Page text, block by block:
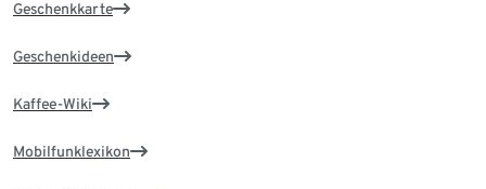
Geschenkkarte
Geschenkideen
Kaffee-Wiki
Mobilfunklexikon